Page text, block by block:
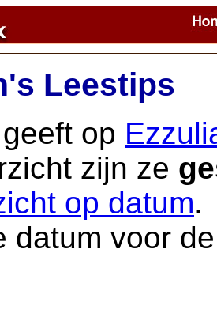
Leestips
op
zijn ze
op datum.
datum voor